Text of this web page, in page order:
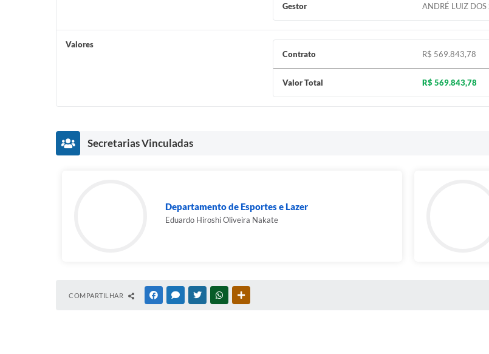
Gestor ANDRÉ LUIZ DOS
Valores
Contrato
R$ 569.843,78
Valor Total R$ 569.843,78
Secretarias Vinculadas
Departamento de Esportes e Lazer
Eduardo Hiroshi Oliveira Nakate
COMPARTILHAR FACEBOOKMESSENGER
TWITTERWHATSAPP